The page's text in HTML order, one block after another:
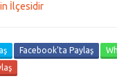
İlçesidir
Facebook'ta Paylaş